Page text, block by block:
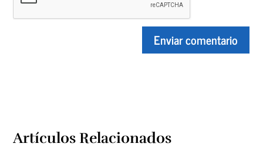
Artículos Relacionados